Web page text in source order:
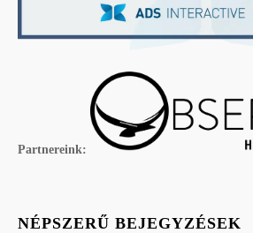
Partnereink:
NÉPSZERŰ BEJEGYZÉSEK